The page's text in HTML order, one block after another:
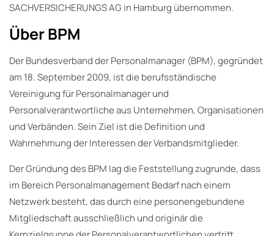
SACHVERSICHERUNGS AG in Hamburg übernommen.
Über BPM
Der Bundesverband der Personalmanager (BPM), gegründet
am 18. September 2009, ist die berufsständische
Vereinigung für Personalmanager und
Personalverantwortliche aus Unternehmen, Organisationen
und Verbänden. Sein Ziel ist die Definition und
Wahrnehmung der Interessen der Verbandsmitglieder.
Der Gründung des BPM lag die Feststellung zugrunde, dass
im Bereich Personalmanagement Bedarf nach einem
Netzwerk besteht, das durch eine personengebundene
Mitgliedschaft ausschließlich und originär die